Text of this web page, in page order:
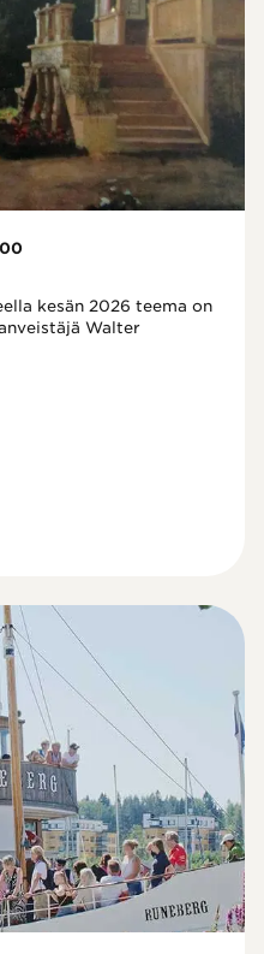
kesän 2026 teema on
Walter